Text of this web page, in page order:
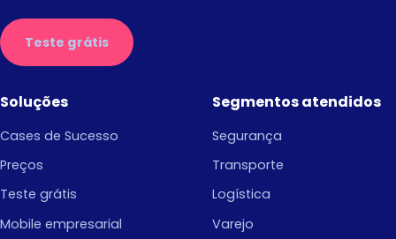
Teste grátis
Soluções
Cases de Sucesso
Preços
Teste grátis
Mobile empresarial
Segmentos atendidos
Segurança
Transporte
Logística
Varejo